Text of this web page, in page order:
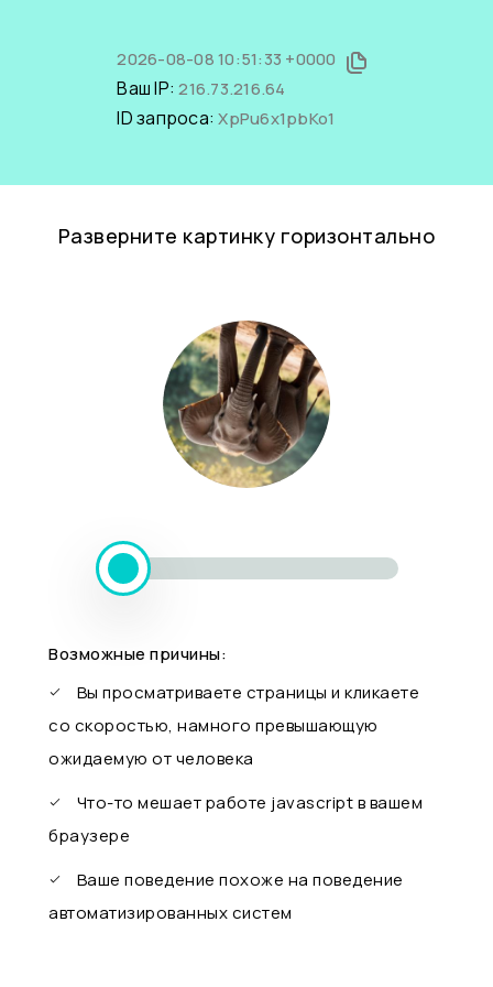
2026-08-08 10:51:33 +0000
Ваш IP:216.73.216.64
ID запроса:XpPu6x1pbKo1
Разверните картинку горизонтально
Возможные причины:
Вы просматриваете страницы и кликаете
со скоростью, намного превышающую
ожидаемую от человека
Что-то мешает работе javascript в вашем
браузере
Ваше поведение похоже на поведение
автоматизированных систем